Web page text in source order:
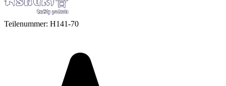
Teilenummer: H141-70